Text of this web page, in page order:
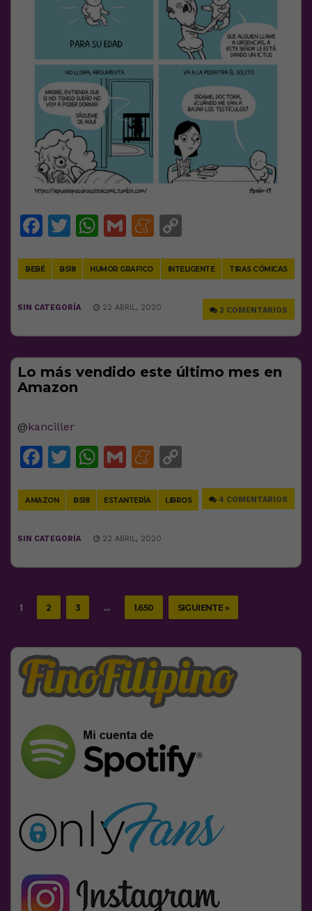
Facebook
Twitter
WhatsApp
GmailMeneame
BEBÉ BS18 HUMOR GRAFICO INTELIGENTE TIRAS CÓMICAS
2 COMENTARIOS
SIN CATEGORÍA 22 ABRIL, 2020
Lo más vendido este último mes en
Amazon
@kanciller
Facebook
Twitter
WhatsApp
GmailMeneame
AMAZON BS18 ESTANTERÍA LIBROS 4 COMENTARIOS
SIN CATEGORÍA 22 ABRIL, 2020
1 2 3 … 1.650 SIGUIENTE »